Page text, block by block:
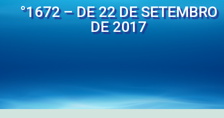
°1672 – DE 22 DE SETEMBRO
DE 2017